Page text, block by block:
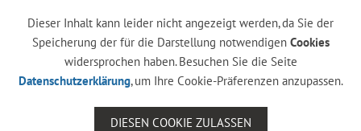
Dieser Inhalt kann leider nicht angezeigt werden, da Sie der
Speicherung der für die Darstellung notwendigen Cookies
widersprochen haben. Besuchen Sie die Seite
Datenschutzerklärung, um Ihre Cookie-Präferenzen anzupassen.
DIESEN COOKIE ZULASSEN